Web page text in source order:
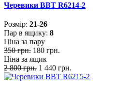
Черевики BBT R6214-2
Розмiр: 21-26
Пар в ящику: 8
Ціна за пару
350 грн. 180 грн.
Ціна за ящик
2 800 грн. 1 440 грн.